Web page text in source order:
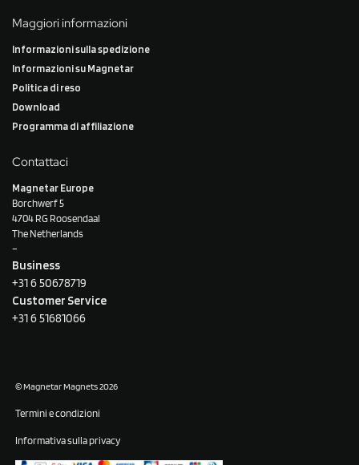
Maggiori informazioni
Informazioni sulla spedizione
Informazioni su Magnetar
Politica di reso
Download
Programma di affiliazione
Contattaci
Magnetar Europe
Borchwerf 5
4704 RG Roosendaal
The Netherlands
–
Business
+31 6 50678719
Customer Service
+31 6 51681066
© Magnetar Magnets 2026
Termini e condizioni
Informativa sulla privacy